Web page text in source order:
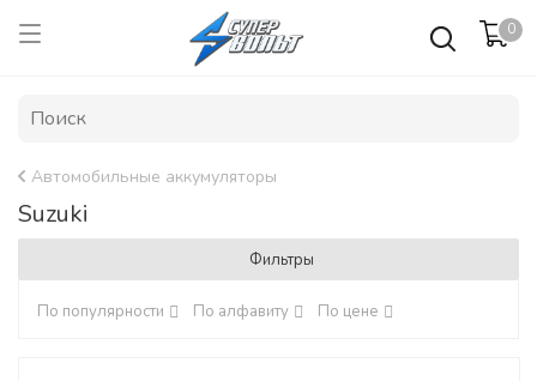
0
Автомобильные аккумуляторы
Suzuki
Фильтры
По популярности По алфавиту По цене